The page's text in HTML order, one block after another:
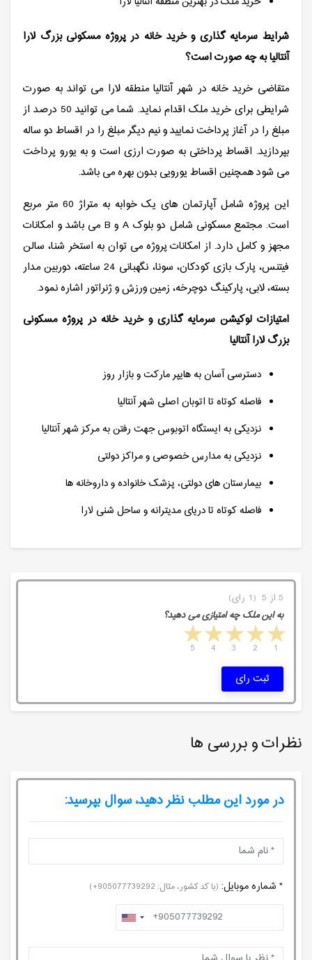
شرایط سرمایه گذاری و خرید خانه در پروژه مسکونی بزرگ لارا
آنتالیا به چه صورت است؟
متقاضی خرید خانه در شهر آنتالیا منطقه لارا می تواند به صورت
شرایطی برای خرید ملک اقدام نماید. شما می توانید 50 درصد از
مبلغ را در آغاز پرداخت نمایید و نیم دیگر مبلغ را در اقساط دو ساله
بپردازید. اقساط پرداختی به صورت ارزی است و به یورو پرداخت
می شود همچنین اقساط یورویی بدون بهره می باشد.
این پروژه شامل آپارتمان های یک خوابه به متراژ 60 متر مربع
است. مجتمع مسکونی شامل دو بلوک A و B می باشد و امکانات
مجهز و کامل دارد. از امکانات پروژه می توان به استخر شنا، سالن
فیتنس، پارک بازی کودکان، سونا، نگهبانی 24 ساعته، دوربین مدار
بسته، لابی، پارکینگ دوچرخه، زمین ورزش و ژنراتور اشاره نمود.
امتیازات لوکیشن سرمایه گذاری و خرید خانه در پروژه مسکونی
بزرگ لارا آنتالیا
دسترسی آسان به هایپر مارکت و بازار روز
فاصله کوتاه تا اتوبان اصلی شهر آنتالیا
نزدیکی به ایستگاه اتوبوس جهت رفتن به مرکز شهر آنتالیا
نزدیکی به مدارس خصوصی و مراکز دولتی
بیمارستان های دولتی، پزشک خانواده و داروخانه ها
فاصله کوتاه تا دریای مدیترانه و ساحل شنی لارا
5 از 5 (1 رای)
به این ملک چه امتیازی می دهید؟
4 stars 3 stars 2 stars 1 star
5 4 3 2 1
ثبت رای
نظرات و بررسی ها
در مورد این مطلب نظر دهید، سوال بپرسید:
* شماره موبایل: (با کد کشور، مثال: 905077739292+)